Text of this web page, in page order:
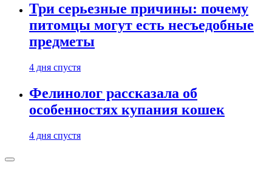
Три серьезные причины: почему
питомцы могут есть несъедобные
предметы
4 дня спустя
Фелинолог рассказала об
особенностях купания кошек
4 дня спустя